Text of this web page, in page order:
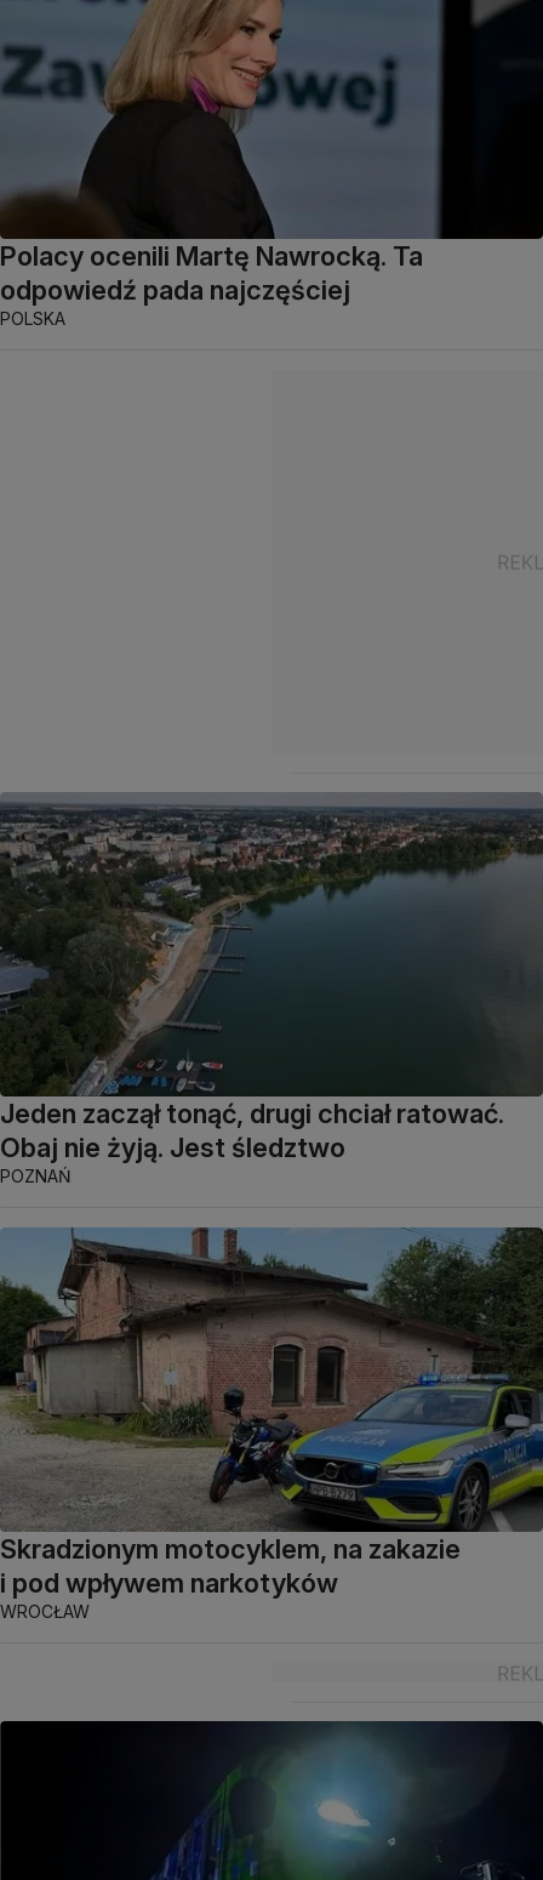
Polacy ocenili Martę Nawrocką. Ta
odpowiedź pada najczęściej
POLSKA
Jeden zaczął tonąć, drugi chciał ratować.
Obaj nie żyją. Jest śledztwo
POZNAŃ
Skradzionym motocyklem, na zakazie
i pod wpływem narkotyków
WROCŁAW